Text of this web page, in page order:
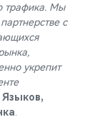
трафика. Мы
с
укрепит